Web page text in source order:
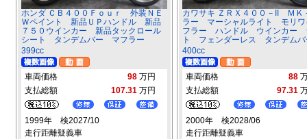
ホンダ ＣＢ４００Ｆｏｕｒ 外装ＮＥ
Ｗペイント 新品ＵＰハンドル 新品
７５０ウインカー 新品タックロール
シート タンデムバー マフラー
399cc
車両価格 98 万円
支払総額
107.31 万円
1999年 検2027/10
走行距離疑義車
カワサキ ＺＲＸ４００－II ＭＫ
ラー マーシャルライト モリワ
フラー ハンドル ウインカー
ト フェンダーレス タンデムバ
400cc
車両価格 88
支払総額
97.31
2000年 検2028/06
走行距離疑義車